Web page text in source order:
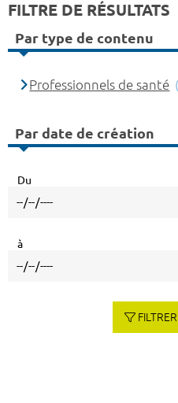
FILTRE DE RÉSULTATS
Par type de contenu
Professionnels de santé
Par date de création
Du
à